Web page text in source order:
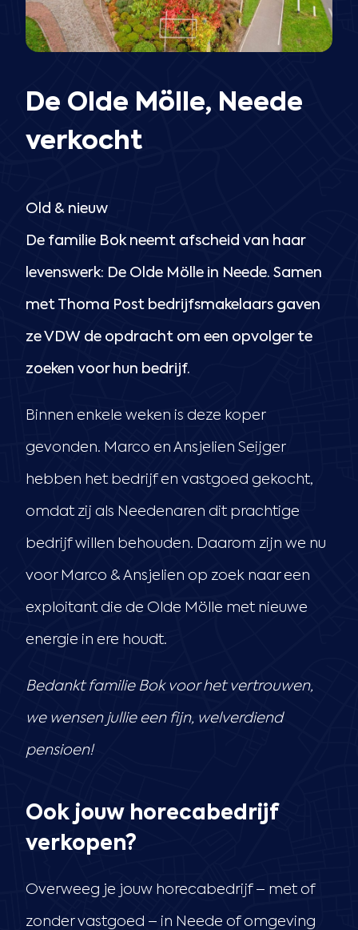
De Olde Mölle, Neede
verkocht
Old & nieuw
De familie Bok neemt afscheid van haar
levenswerk: De Olde Mölle in Neede. Samen
met Thoma Post bedrijfsmakelaars gaven
ze VDW de opdracht om een opvolger te
zoeken voor hun bedrijf.
Binnen enkele weken is deze koper
gevonden. Marco en Ansjelien Seijger
hebben het bedrijf en vastgoed gekocht,
omdat zij als Needenaren dit prachtige
bedrijf willen behouden. Daarom zijn we nu
voor Marco & Ansjelien op zoek naar een
exploitant die de Olde Mölle met nieuwe
energie in ere houdt.
Bedankt familie Bok voor het vertrouwen,
we wensen jullie een fijn, welverdiend
pensioen!
Ook jouw horecabedrijf
verkopen?
Overweeg je jouw horecabedrijf – met of
zonder vastgoed – in Neede of omgeving